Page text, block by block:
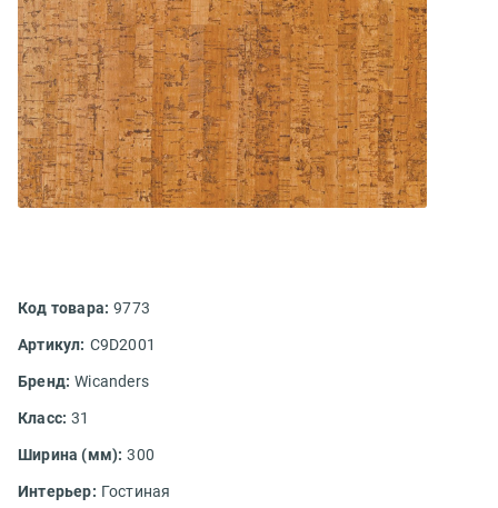
Код товара: 9773
Артикул: C9D2001
Бренд: Wicanders
Класс: 31
Ширина (мм): 300
Интерьер: Гостиная